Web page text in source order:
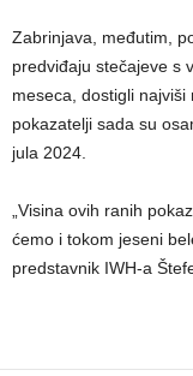
Zabrinjava, međutim,
predviđaju stečajeve s
meseca, dostigli
pokazatelji sada su
jula 2024.
„Visina ovih ranih
ćemo i tokom jeseni
predstavnik IWH-a